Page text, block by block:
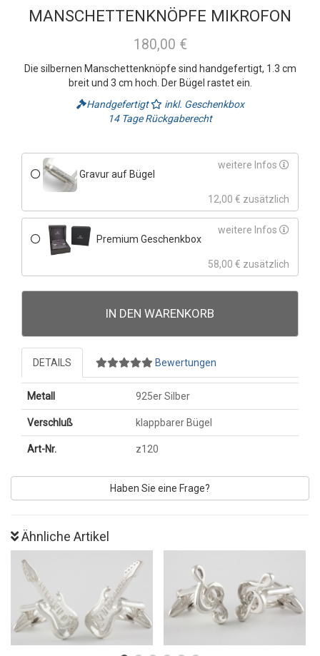
MANSCHETTENKNÖPFE MIKROFON
180,00 €
Die silbernen Manschettenknöpfe sind handgefertigt, 1.3 cm
breit und 3 cm hoch. Der Bügel rastet ein.
Handgefertigt
inkl. Geschenkbox
14 Tage Rückgaberecht
Gravur auf Bügel
weitere Infos
12,00 € zusätzlich
Premium Geschenkbox
weitere Infos
58,00 € zusätzlich
IN DEN WARENKORB
DETAILS Bewertungen
Metall 925er Silber
Verschluß klappbarer Bügel
Art-Nr. z120
Haben Sie eine Frage?
Ähnliche Artikel